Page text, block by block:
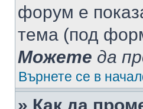
форум е
тема (под
Можете да
Върнете се в